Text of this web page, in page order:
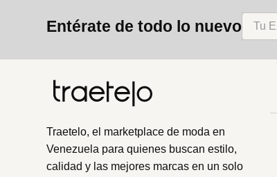
Entérate de todo lo nuevo
Traetelo, el marketplace de moda en
Venezuela para quienes buscan estilo,
calidad y las mejores marcas en un solo